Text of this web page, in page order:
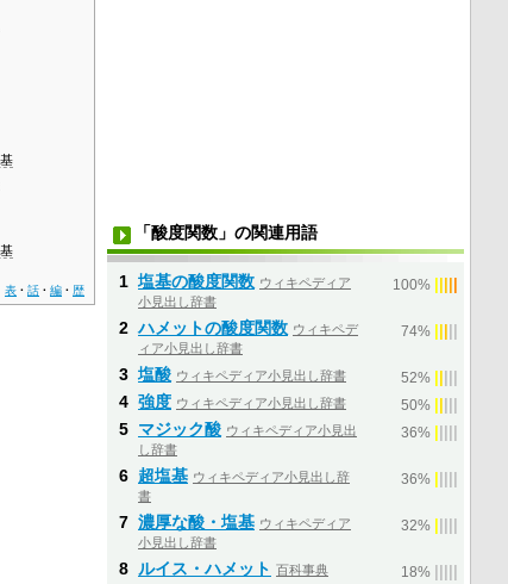
表 話 編 歴
「酸度関数」の関連用語
1 塩基の酸度関数 ウィキペディア
小見出し辞書
100%
2 ハメットの酸度関数 ウィキペデ
ィア小見出し辞書
74%
3 塩酸 ウィキペディア小見出し辞書 52%
4 強度 ウィキペディア小見出し辞書 50%
5 マジック酸 ウィキペディア小見出
し辞書
36%
6 超塩基 ウィキペディア小見出し辞
書
36%
7 濃厚な酸・塩基 ウィキペディア
小見出し辞書
32%
8 ルイス・ハメット 百科事典 18%